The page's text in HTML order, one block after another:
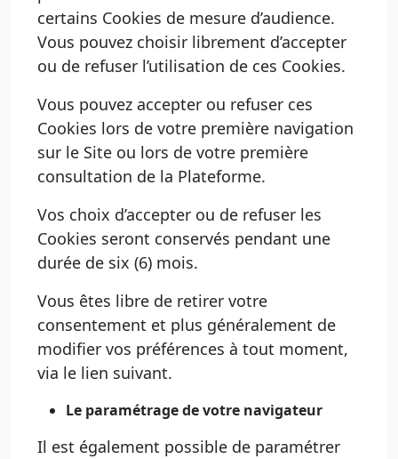
certains Cookies de mesure d’audience.
Vous pouvez choisir librement d’accepter
ou de refuser l’utilisation de ces Cookies.
Vous pouvez accepter ou refuser ces
Cookies lors de votre première navigation
sur le Site ou lors de votre première
consultation de la Plateforme.
Vos choix d’accepter ou de refuser les
Cookies seront conservés pendant une
durée de six (6) mois.
Vous êtes libre de retirer votre
consentement et plus généralement de
modifier vos préférences à tout moment,
via le lien suivant.
Le paramétrage de votre navigateur
Il est également possible de paramétrer